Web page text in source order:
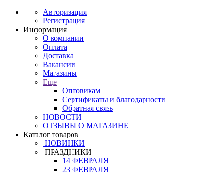
Авторизация
Регистрация
Информация
О компании
Оплата
Доставка
Вакансии
Магазины
Еще
Оптовикам
Сертификаты и благодарности
Обратная связь
НОВОСТИ
ОТЗЫВЫ О МАГАЗИНЕ
Каталог товаров
НОВИНКИ
ПРАЗДНИКИ
14 ФЕВРАЛЯ
23 ФЕВРАЛЯ